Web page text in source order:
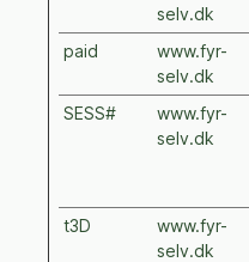
selv.dk
paid
www.fyr-
selv.dk
SESS#
www.fyr-
selv.dk
t3D
www.fyr-
selv.dk